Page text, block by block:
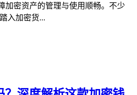
加密资产的管理与使用顺畅。不少
入加密货...